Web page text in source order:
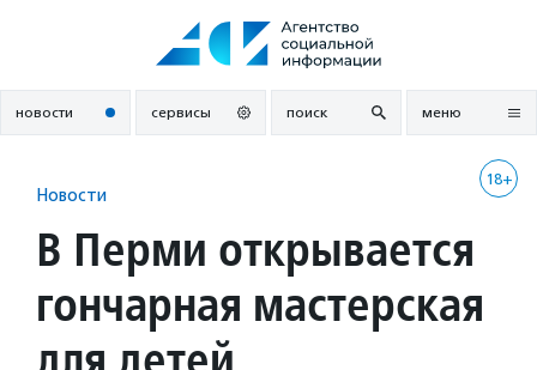
новости сервисы поиск меню
18+
Новости
В Перми открывается
гончарная мастерская